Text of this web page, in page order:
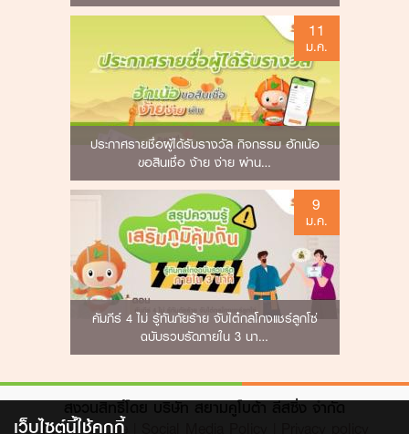
11
ม.ค.
ประกาศรายชื่อผู้ได้รับรางวัล กิจกรรม ฮักเน้อ
ขอสินเชื่อ ง้าย ง่าย ผ่าน…
9
ม.ค.
คัมภีร์ 4 ไม่ รู้ทันภัยร้าย จับไต๋กลโกงแชร์ลูกโซ่
ฉบับรวบรัดภายใน 3 นา…
สงวนสิทธิ์โดย บริษัท สยามคูโบต้า ลีสซิ่ง จำกัด
Terms of Use
เว็บไซต์นี้ใช้คุกกี้